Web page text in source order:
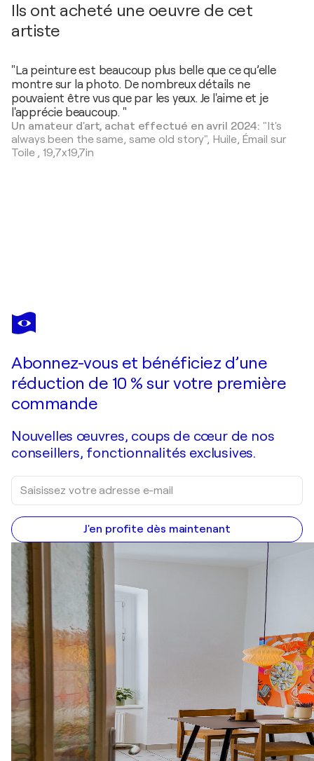
Ils ont acheté une oeuvre de cet
artiste
"La peinture est beaucoup plus belle que ce qu’elle
montre sur la photo. De nombreux détails ne
pouvaient être vus que par les yeux. Je l'aime et je
l'apprécie beaucoup. "
Un amateur d'art, achat effectué en avril 2024: "It's
always been the same, same old story", Huile, Émail sur
Toile,19,7x19,7in
DONATELLA
MARRAONI
Je passe commande
Abonnez-vous et bénéficiez d’une
réduction de 10 % sur votre première
commande
Nouvelles œuvres, coups de cœur de nos
conseillers, fonctionnalités exclusives.
J'en profite dès maintenant